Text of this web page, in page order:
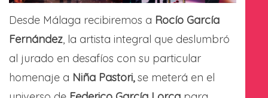
Desde Málaga recibiremos a Rocío García
Fernández, la artista integral que deslumbró
al jurado en desafíos con su particular
homenaje a Niña Pastori,se meterá en el